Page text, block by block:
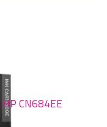
CN684EE